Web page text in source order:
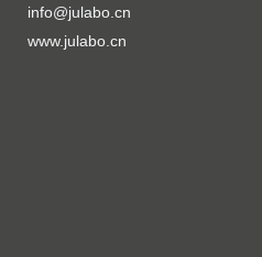
info@julabo.cn
www.julabo.cn